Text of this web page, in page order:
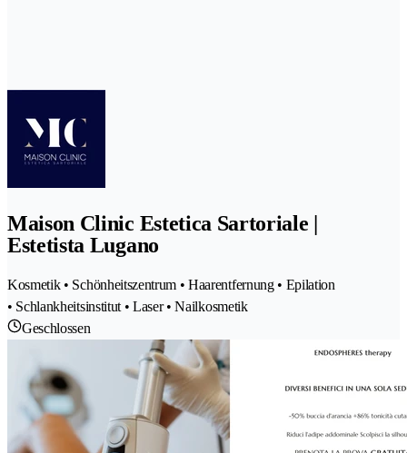
Maison Clinic Estetica Sartoriale |
Estetista Lugano
Kosmetik • Schönheitszentrum • Haarentfernung • Epilation
• Schlankheitsinstitut • Laser • Nailkosmetik
Geschlossen